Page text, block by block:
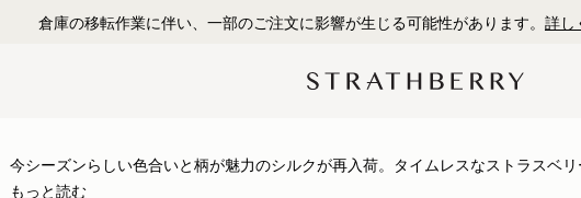
倉庫の移転作業に伴い、一部のご注文に影響が生じる可能性があります。 詳し
今シーズンらしい色合いと柄が魅力のシルクが再入荷。タイムレスなストラスベ
個性をプラスできます。色味を加えてバッグをシックに演出したり、髪や首元に巻
もっと読む